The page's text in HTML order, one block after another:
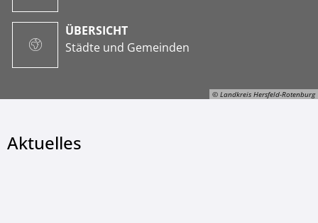
© Landkreis Hersfeld-Rotenburg
ÜBERSICHT
Städte und Gemeinden
Aktuelles